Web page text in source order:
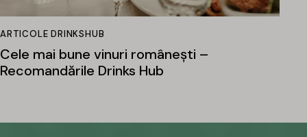
ARTICOLE DRINKSHUB
Cele mai bune vinuri românești –
Recomandările Drinks Hub